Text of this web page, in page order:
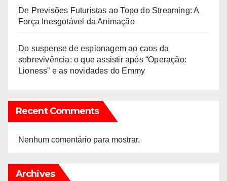
De Previsões Futuristas ao Topo do Streaming: A
Força Inesgotável da Animação
Do suspense de espionagem ao caos da
sobrevivência: o que assistir após “Operação:
Lioness” e as novidades do Emmy
Recent Comments
Nenhum comentário para mostrar.
Archives